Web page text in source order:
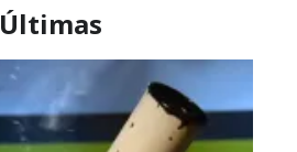
Últimas